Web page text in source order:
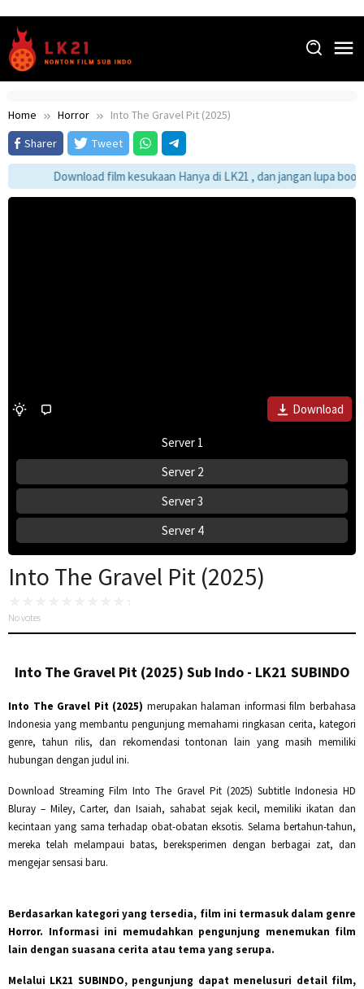
content
Home Horror
Into The Gravel Pit (2025)
Sharer
Tweet
Download film kesukaan Hanya di LK21 , dan jangan lupa
Download
Server 1
Server 2
Server 3
Server 4
Into The Gravel Pit (2025)
No votes
Into The Gravel Pit (2025) Sub Indo - LK21 SUBINDO
Into The Gravel Pit (2025) merupakan halaman informasi film berbahasa
Indonesia yang membantu pengunjung memahami ringkasan cerita, kategori
genre, tahun rilis, dan rekomendasi tontonan lain yang masih memiliki
hubungan dengan judul ini.
Download Streaming Film Into The Gravel Pit (2025) Subtitle Indonesia HD
Bluray – Miley, Carter, dan Isaiah, sahabat sejak kecil, memiliki ikatan dan
kecintaan yang sama terhadap obat-obatan eksotis. Selama bertahun-tahun,
mereka telah melampaui batas, bereksperimen dengan berbagai zat, dan
mengejar sensasi baru.
Berdasarkan kategori yang tersedia, film ini termasuk dalam genre
Horror. Informasi ini memudahkan pengunjung menemukan film
lain dengan suasana cerita atau tema yang serupa.
Melalui LK21 SUBINDO, pengunjung dapat menelusuri detail film,